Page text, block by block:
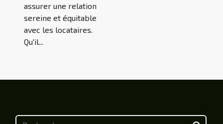
assurer une relation
sereine et équitable
avec les locataires.
Qu'il...